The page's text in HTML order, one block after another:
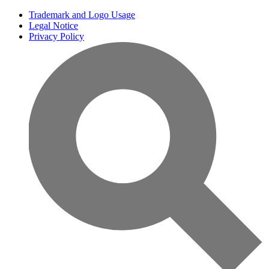
Trademark and Logo Usage
Legal Notice
Privacy Policy